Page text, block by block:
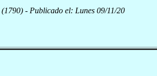
- Publicado el: Lunes 09/11/20